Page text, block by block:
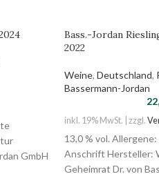
GmbH
Bass.-Jordan
2022
Weine, Deutschland,
Bassermann-Jordan
inkl. 19% MwSt. | zzgl.
13,0 % vol.
Anschrift Hersteller:
Geheimrat Dr. von